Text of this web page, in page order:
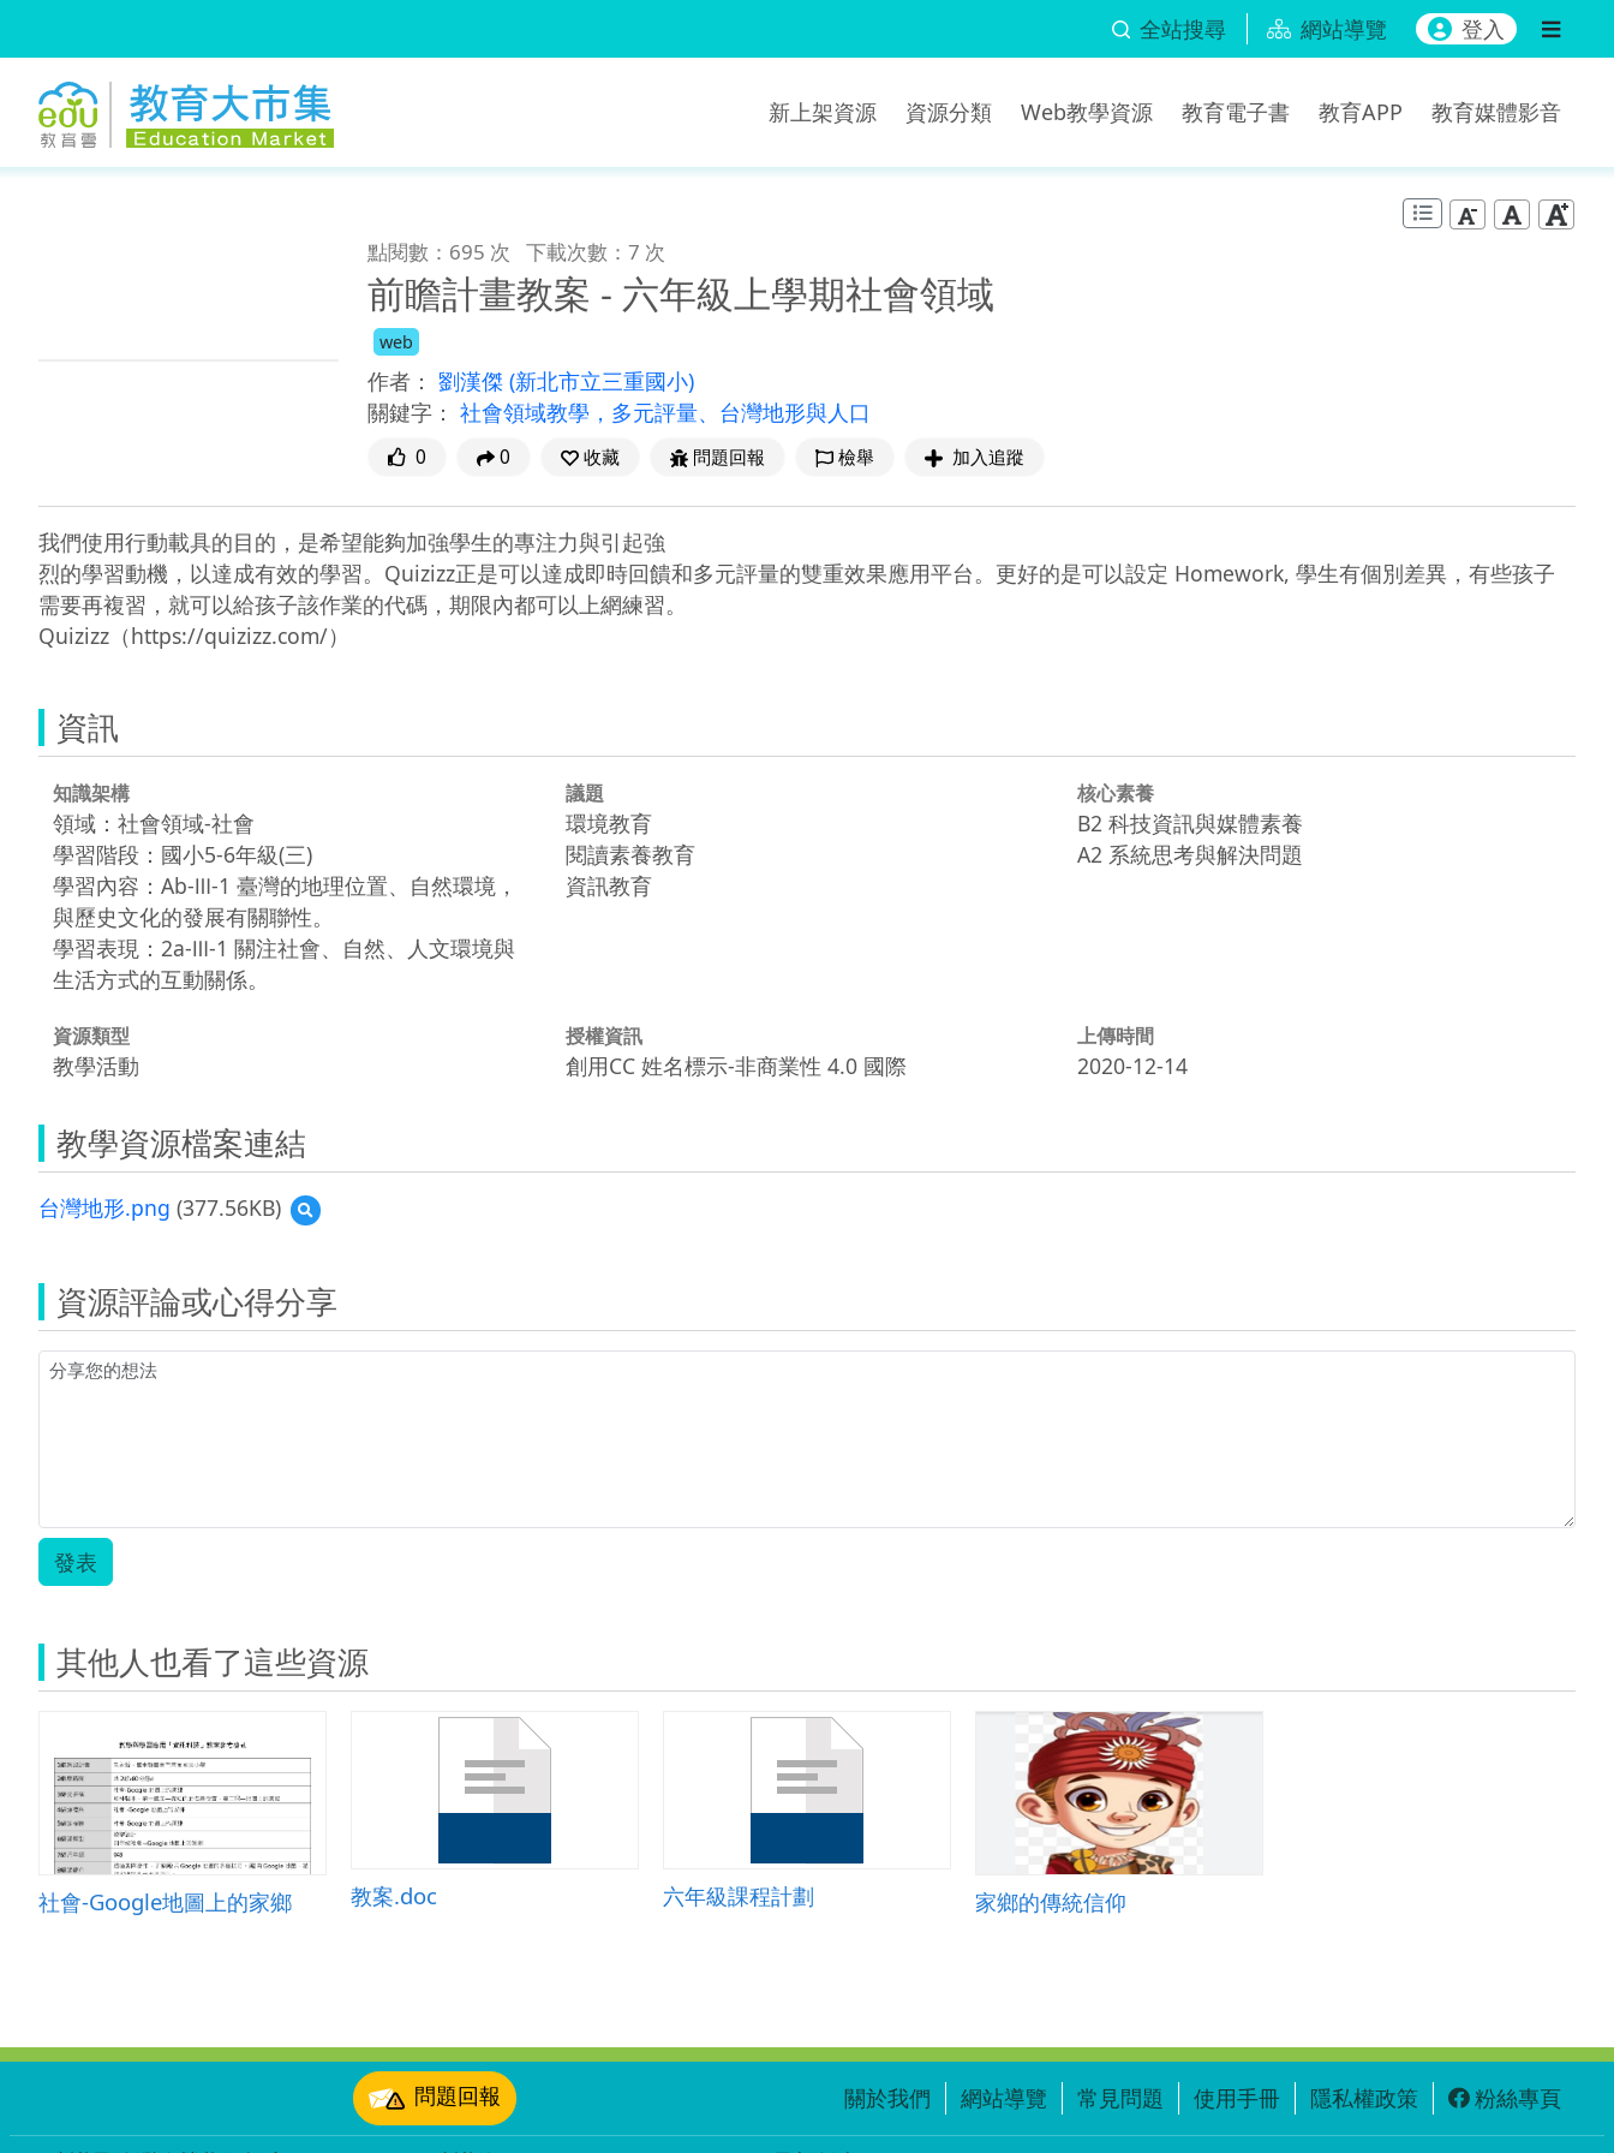
全站搜尋 網站導覽 登入
新上架資源 資源分類 Web教學資源 教育電子書 教育APP 教育媒體影音
點閱數：695 次 下載次數：7 次
前瞻計畫教案 - 六年級上學期社會領域
web
作者： 劉漢傑 (新北市立三重國小)
關鍵字： 社會領域教學，多元評量、台灣地形與人口
0 0 收藏 問題回報 檢舉 加入追蹤
我們使用行動載具的目的，是希望能夠加強學生的專注力與引起強
烈的學習動機，以達成有效的學習。Quizizz正是可以達成即時回饋和多元評量的雙重效果應用平台。更好的是可以設定 Homework, 學生有個別差異，有些孩子
需要再複習，就可以給孩子該作業的代碼，期限內都可以上網練習。
Quizizz（https://quizizz.com/）
資訊
知識架構
領域：社會領域-社會
學習階段：國小5-6年級(三)
學習內容：Ab-Ⅲ-1 臺灣的地理位置、自然環境，
與歷史文化的發展有關聯性。
學習表現：2a-Ⅲ-1 關注社會、自然、人文環境與
生活方式的互動關係。
議題
環境教育
閱讀素養教育
資訊教育
核心素養
B2 科技資訊與媒體素養
A2 系統思考與解決問題
資源類型
教學活動
授權資訊
創用CC 姓名標示-非商業性 4.0 國際
上傳時間
2020-12-14
教學資源檔案連結
台灣地形.png (377.56KB)
預
覽
地
形.png
資源評論或心得分享
發表
其他人也看了這些資源
社會-Google地圖上的家鄉 教案.doc 六年級課程計劃 家鄉的傳統信仰
問題回報 關於我們 網站導覽 常見問題 使用手冊 隱私權政策 粉絲專頁